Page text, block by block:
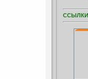
ССЫЛКИ